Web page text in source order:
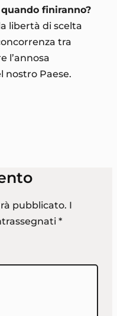
finiranno?
libertà di scelta
tra
l’annosa
nostro Paese.
pubblicato. I
*